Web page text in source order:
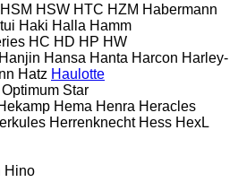
HSM HSW HTC HZM Habermann
Haki Halla Hamm
HC HD HP HW
Hanjin Hansa Hanta Harcon Harley-
Hatz Haulotte
Optimum Star
Hema Henra Heracles
Herrenknecht Hess HexL
Hino